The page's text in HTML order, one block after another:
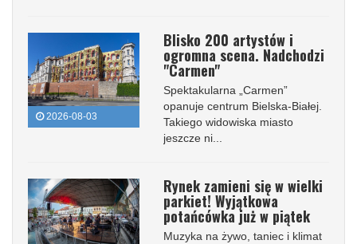
2026-08-03
Blisko 200 artystów i
ogromna scena. Nadchodzi
"Carmen"
Spektakularna „Carmen”
opanuje centrum Bielska-Białej.
Takiego widowiska miasto
jeszcze ni...
Rynek zamieni się w wielki
parkiet! Wyjątkowa
potańcówka już w piątek
Muzyka na żywo, taniec i klimat